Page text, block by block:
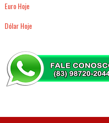
Euro Hoje
Dólar Hoje